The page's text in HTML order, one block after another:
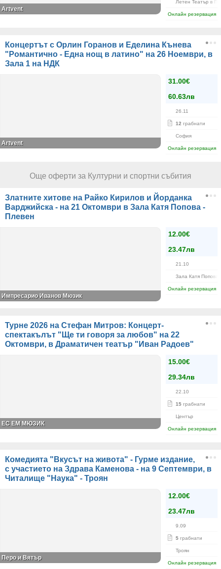
Летен Театър в
Онлайн резервация
Artvent
Концертът с Орлин Горанов и Еделина Кънева
"Романтично - Една нощ в латино" на 26 Ноември, в
Зала 1 на НДК
31.00€
60.63лв
26.11
12 грабнати
София
Онлайн резервация
Artvent
Още оферти за Културни и спортни събития
Златните хитове на Райко Кирилов и Йорданка
Варджийска - на 21 Октомври в Зала Катя Попова -
Плевен
12.00€
23.47лв
21.10
Зала Катя Попова
Онлайн резервация
Импресарио Иванов Мюзик
Турне 2026 на Стефан Митров: Концерт-
спектакълът "Ще ти говоря за любов" на 22
Октомври, в Драматичен театър "Иван Радоев"
15.00€
29.34лв
22.10
15 грабнати
Център
Онлайн резервация
ЕС ЕМ МЮЗИК
Комедията "Вкусът на живота" - Гурме издание,
с участието на Здрава Каменова - на 9 Септември, в
Читалище "Наука" - Троян
12.00€
23.47лв
9.09
5 грабнати
Троян
Онлайн резервация
Перо и Вятър